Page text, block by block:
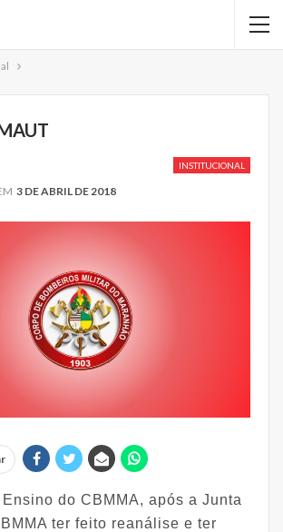
INSTITUCIONAL
3 DE ABRIL DE 2018
do CBMMA, após a Junta
ter feito reanálise e ter